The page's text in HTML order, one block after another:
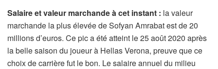
Salaire et valeur marchande à cet instant : la valeur
marchande la plus élevée de Sofyan Amrabat est de 20
millions d’euros. Ce pic a été atteint le 25 août 2020 après
la belle saison du joueur à Hellas Verona, preuve que ce
choix de carrière fut le bon. Le salaire annuel du milieu